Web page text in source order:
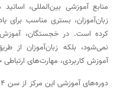
منابع آموزشی بین‌المللی،
زبان‌آموزان، بستری مناسب برای
کرده است. در خجستگان، آموزش
نمی‌شود، بلکه زبان‌آموزان از
آموزش کاربردی، مهارت‌های